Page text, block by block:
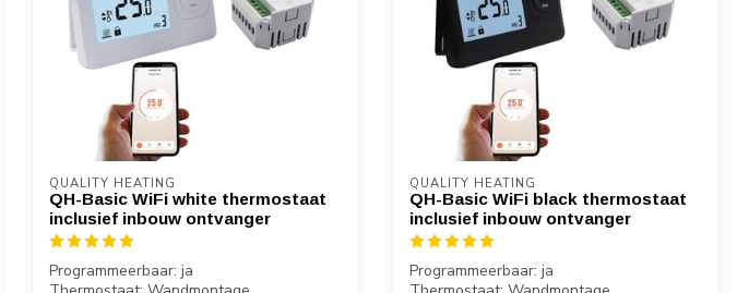
QUALITY HEATING
QH-Basic WiFi white thermostaat
inclusief inbouw ontvanger
Programmeerbaar: ja
QUALITY HEATING
QH-Basic WiFi black thermostaat
inclusief inbouw ontvanger
Programmeerbaar: ja